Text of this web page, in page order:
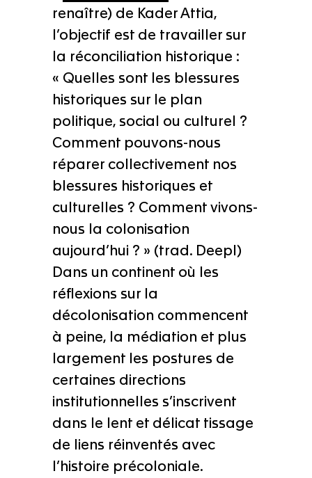
renaître) de Kader Attia,
l’objectif est de travailler sur
la réconciliation historique :
« Quelles sont les blessures
historiques sur le plan
politique, social ou culturel ?
Comment pouvons-nous
réparer collectivement nos
blessures historiques et
culturelles ? Comment vivons-
nous la colonisation
aujourd’hui ? » (trad. Deepl)
Dans un continent où les
réflexions sur la
décolonisation commencent
à peine, la médiation et plus
largement les postures de
certaines directions
institutionnelles s’inscrivent
dans le lent et délicat tissage
de liens réinventés avec
l’histoire précoloniale.